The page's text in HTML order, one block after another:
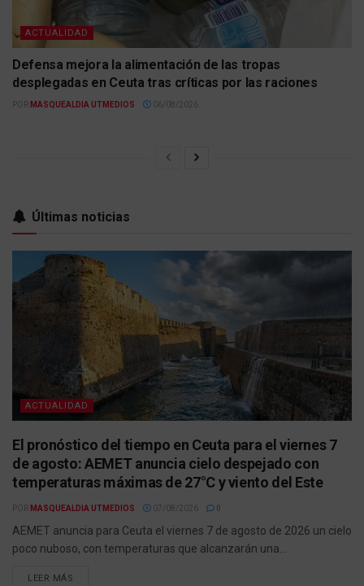
ACTUALIDAD
Defensa mejora la alimentación de las tropas
desplegadas en Ceuta tras críticas por las raciones
POR MASQUEALDIA UTMEDIOS 06/08/2026
Últimas noticias
ACTUALIDAD
El pronóstico del tiempo en Ceuta para el viernes 7
de agosto: AEMET anuncia cielo despejado con
temperaturas máximas de 27°C y viento del Este
POR MASQUEALDIA UTMEDIOS 07/08/2026
AEMET anuncia para Ceuta el viernes 7 de agosto de 2026 un cielo
poco nuboso, con temperaturas que alcanzarán una...
LEER MÁS